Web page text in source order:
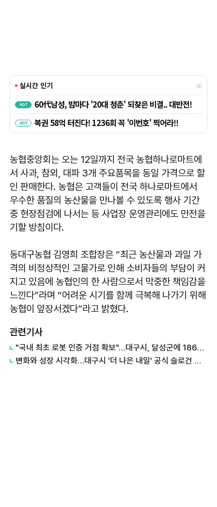
농협중앙회는 오는 12일까지 전국 농협하나로마트에
서 사과, 참외, 대파 3개 주요품목을 동일 가격으로 할
인 판매한다. 농협은 고객들이 전국 하나로마트에서
우수한 품질의 농산물을 만나볼 수 있도록 행사 기간
중 현장점검에 나서는 등 사업장 운영관리에도 만전을
기할 방침이다.
동대구농협 김영희 조합장은 “최근 농산물과 과일 가
격의 비정상적인 고물가로 인해 소비자들의 부담이 커
지고 있음에 농협인의 한 사람으로서 막중한 책임감을
느낀다”라며 “어려운 시기를 함께 극복해 나가기 위해
농협이 앞장서겠다”라고 밝혔다.
관련기사
"국내 최초 로봇 인증 거점 확보"…대구시, 달성군에 186억 투입해 휴머노이드 센터 구축
변화와 성장 시각화…대구시 '더 나은 내일' 공식 슬로건 디자인 공개